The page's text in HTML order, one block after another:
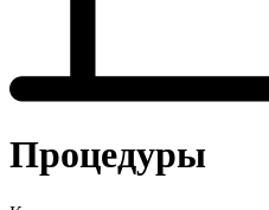
Процедуры